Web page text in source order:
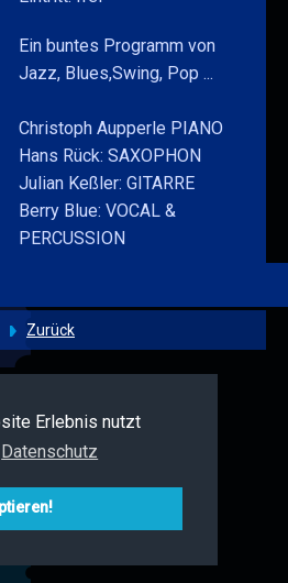
Erlebnis nutzt
Datenschutz
BERRY
BLUE
BAND
Ein buntes Programm von
Jazz, Blues,Swing, Pop ...
Christoph Aupperle PIANO
Hans Rück: SAXOPHON
Julian Keßler: GITARRE
Berry Blue: VOCAL &
PERCUSSION
Zurück